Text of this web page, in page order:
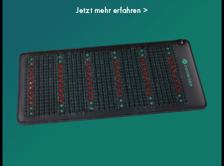
Jetzt mehr erfahren >